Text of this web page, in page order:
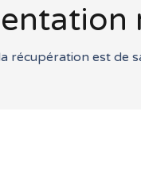
récupération est de